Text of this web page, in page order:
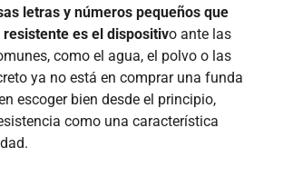
letras y números pequeños que
es el dispositivo ante las
como el agua, el polvo o las
ya no está en comprar una funda
escoger bien desde el principio,
como una característica